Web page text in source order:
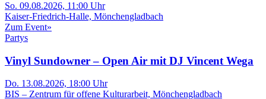
So. 09.08.2026, 11:00 Uhr
Kaiser-Friedrich-Halle, Mönchengladbach
Zum Event»
Partys
Vinyl Sundowner – Open Air mit DJ Vincent Wega
Do. 13.08.2026, 18:00 Uhr
BIS – Zentrum für offene Kulturarbeit, Mönchengladbach